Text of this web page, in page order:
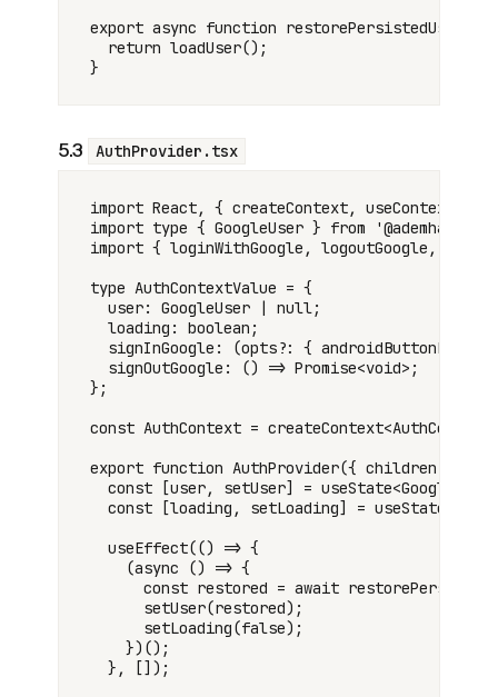
export async function restorePersistedUser():
  return loadUser();
5.3 AuthProvider.tsx
import React, { createContext, useContext,
import type { GoogleUser } from '@ademhatay/
import { loginWithGoogle, logoutGoogle,
type AuthContextValue = {
  user: GoogleUser | null;
  loading: boolean;
signInGoogle: (opts?: {
  signOutGoogle: () => Promise<void>;
};
const AuthContext =
export function AuthProvider({ children }: {
const [user, setUser] = useState<GoogleUser
const [loading, setLoading] =
  useEffect(() => {
    (async () => {
const restored = await
      setUser(restored);
      setLoading(false);
    })();
  }, []);